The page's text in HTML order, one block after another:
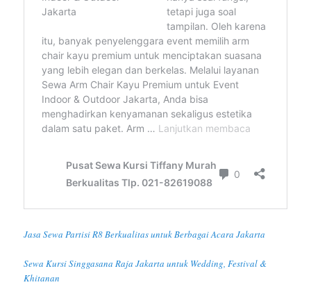
Jasa Sewa Partisi R8 Berkualitas untuk Berbagai Acara Jakarta
Sewa Kursi Singgasana Raja Jakarta untuk Wedding, Festival &
Khitanan